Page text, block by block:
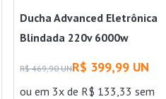
Ducha Advanced Eletrônica
Blindada 220v 6000w
R$ 469,90 UNR$ 399,99 UN
ouem 3x de R$ 133,33 sem